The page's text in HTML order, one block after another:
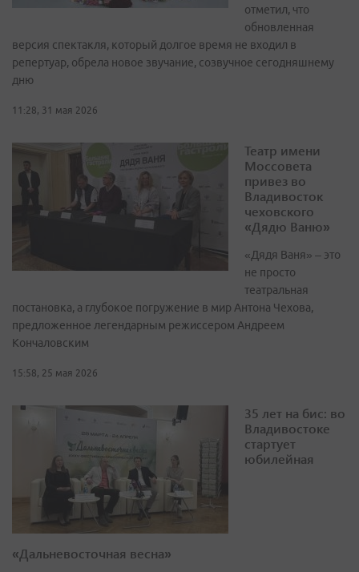
отметил, что
обновленная
версия спектакля, который долгое время не входил в
репертуар, обрела новое звучание, созвучное сегодняшнему
дню
11:28, 31 мая 2026
Театр имени
Моссовета
привез во
Владивосток
чеховского
«Дядю Ваню»
«Дядя Ваня» – это
не просто
театральная
постановка, а глубокое погружение в мир Антона Чехова,
предложенное легендарным режиссером Андреем
Кончаловским
15:58, 25 мая 2026
35 лет на бис: во
Владивостоке
стартует
юбилейная
«Дальневосточная весна»